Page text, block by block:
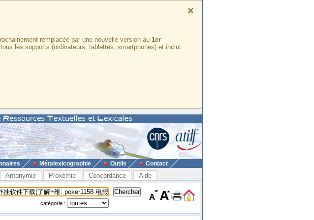
×
remplacée par une nouvelle version au 1er
les supports (ordinateurs, tablettes, smartphones) et inclut
Métalexicographie Outils Contact
Antonymie Proxémie Concordance Aide
catégorie :